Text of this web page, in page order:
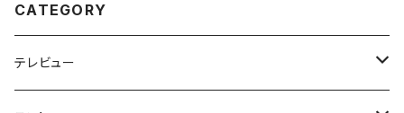
CATEGORY
テレビュー